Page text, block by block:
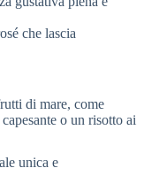
che lascia
di mare, come
o un risotto ai
unica e